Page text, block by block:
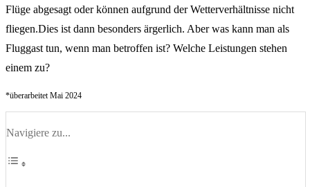
Flüge abgesagt oder können aufgrund der Wetterverhältnisse nicht
fliegen.Dies ist dann besonders ärgerlich. Aber was kann man als
Fluggast tun, wenn man betroffen ist? Welche Leistungen stehen
einem zu?
*überarbeitet Mai 2024
Navigiere zu...